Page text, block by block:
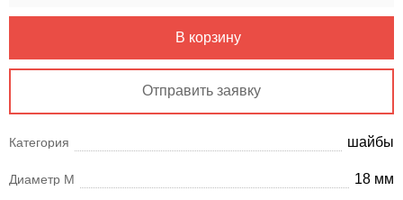
В корзину
Отправить заявку
Категория шайбы
Диаметр М 18 мм